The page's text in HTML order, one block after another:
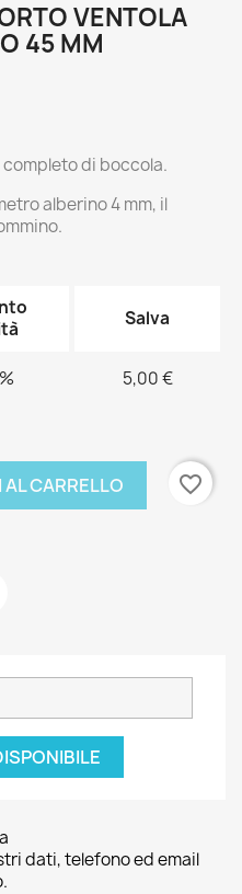
VENTOLA
45 MM
di boccola.
alberino 4 mm, il
Salva
5,00 €
CARRELLO
favorite_border
dati, telefono ed email